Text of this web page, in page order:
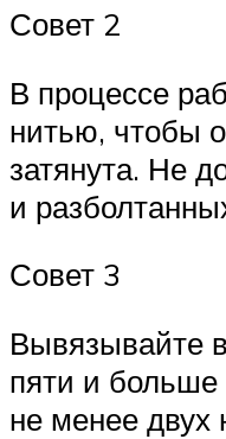
Совет 2
В процессе
нитью, чтобы
затянута. Не
и
Совет 3
Вывязывайте
пяти и больше
не менее двух